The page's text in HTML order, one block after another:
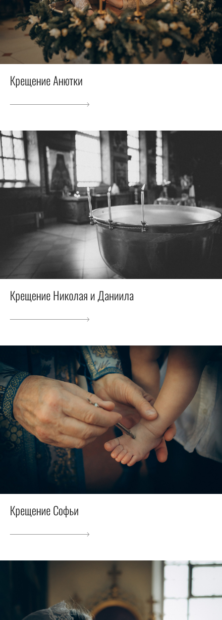
Крещение Анютки
Крещение Николая и Даниила
Крещение Софьи